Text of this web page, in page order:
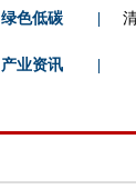
绿色低碳
产业资讯